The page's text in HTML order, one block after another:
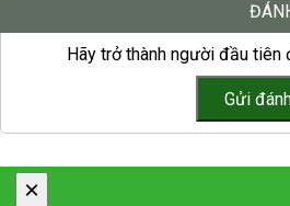
Hãy trở thành người đầu tiên
×